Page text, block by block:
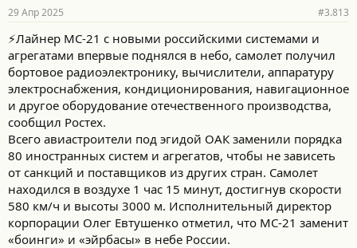
н
с
т
и
29 Апр 2025 #3.813
⚡️Лайнер МС-21 с новыми российскими системами и
агрегатами впервые поднялся в небо, самолет получил
бортовое радиоэлектронику, вычислители, аппаратуру
электроснабжения, кондиционирования, навигационное
и другое оборудование отечественного производства,
сообщил Ростех.
Всего авиастроители под эгидой ОАК заменили порядка
80 иностранных систем и агрегатов, чтобы не зависеть
от санкций и поставщиков из других стран. Самолет
находился в воздухе 1 час 15 минут, достигнув скорости
580 км/ч и высоты 3000 м. Исполнительный директор
корпорации Олег Евтушенко отметил, что МС-21 заменит
«боинги» и «эйрбасы» в небе России.